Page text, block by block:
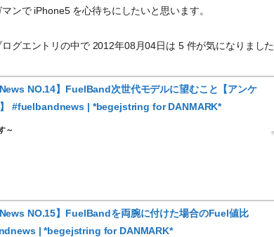
ンで iPhone5 を心待ちにしたいと思います。
グエントリの中で 2012年08月04日は 5 件が気になりました
NO.14】FuelBand次世代モデルに望むこと【アンケ
】 #fuelbandnews | *begejstring for DANMARK*
～
NO.15】FuelBandを両腕に付けた場合のFuel値比
| *begejstring for DANMARK*